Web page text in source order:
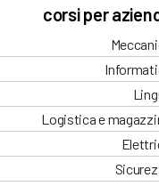
corsi per
Logistica e